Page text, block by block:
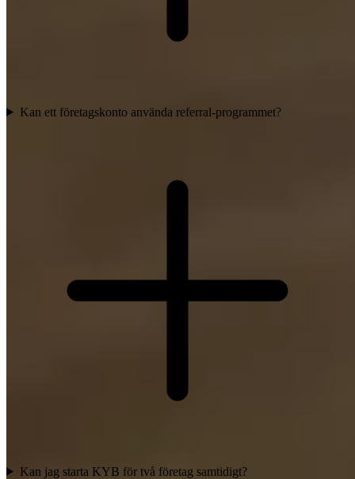
Kan ett företagskonto använda referral-programmet?
Kan jag starta KYB för två företag samtidigt?